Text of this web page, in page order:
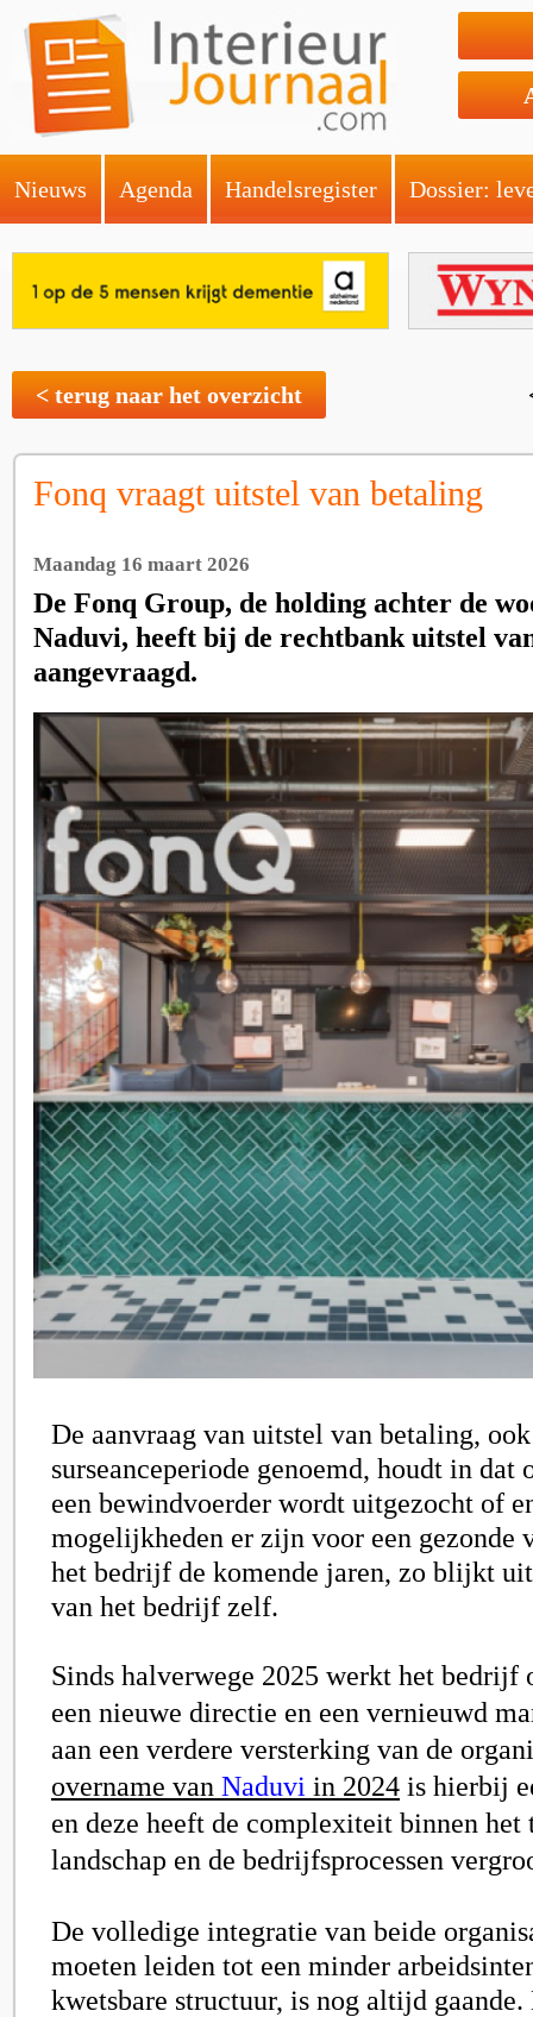
Nieuws Agenda Handelsregister Dossier:
< terug naar het overzicht
Fonq vraagt uitstel van betaling
Maandag 16 maart 2026
De Fonq Group, de holding achter de
Naduvi, heeft bij de rechtbank uitstel
aangevraagd.
De aanvraag van uitstel van betaling,
surseanceperiode genoemd, houdt in dat
een bewindvoerder wordt uitgezocht of
mogelijkheden er zijn voor een gezonde
het bedrijf de komende jaren, zo blijkt
van het bedrijf zelf.
Sinds halverwege 2025 werkt het bedrijf
een nieuwe directie en een vernieuwd
aan een verdere versterking van de
overname van Naduvi in 2024 is hierbij
en deze heeft de complexiteit binnen het
landschap en de bedrijfsprocessen
De volledige integratie van beide
moeten leiden tot een minder
kwetsbare structuur, is nog altijd gaande.